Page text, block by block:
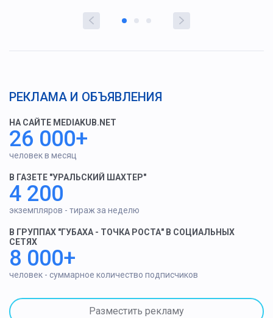
РЕКЛАМА И ОБЪЯВЛЕНИЯ
НА САЙТЕ MEDIAKUB.NET
26 000+
человек в месяц
В ГАЗЕТЕ "УРАЛЬСКИЙ ШАХТЕР"
4 200
экземпляров - тираж за неделю
В ГРУППАХ "ГУБАХА - ТОЧКА РОСТА" В СОЦИАЛЬНЫХ
СЕТЯХ
8 000+
человек - суммарное количество подписчиков
Разместить рекламу